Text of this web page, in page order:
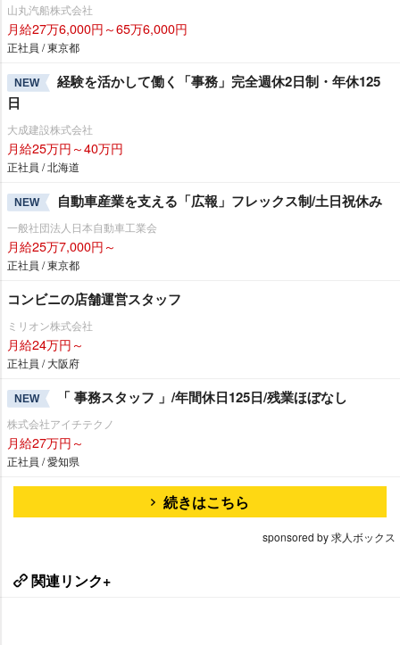
山丸汽船株式会社
月給27万6,000円～65万6,000円
正社員 / 東京都
NEW
経験を活かして働く「事務」完全週休2日制・年休125
日
大成建設株式会社
月給25万円～40万円
正社員 / 北海道
NEW 自動車産業を支える「広報」フレックス制/土日祝休み
一般社団法人日本自動車工業会
月給25万7,000円～
正社員 / 東京都
コンビニの店舗運営スタッフ
ミリオン株式会社
月給24万円～
正社員 / 大阪府
NEW 「 事務スタッフ 」/年間休日125日/残業ほぼなし
株式会社アイチテクノ
月給27万円～
正社員 / 愛知県
続きはこちら
sponsored by 求人ボックス
関連リンク+